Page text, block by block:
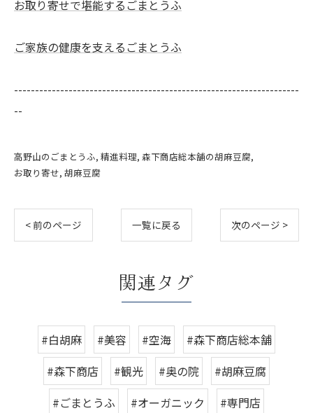
お取り寄せで堪能するごまとうふ
ご家族の健康を支えるごまとうふ
--------------------------------------------------------------------
--
高野山のごまとうふ 精進料理 森下商店総本舗の胡麻豆腐
お取り寄せ 胡麻豆腐
< 前のページ 一覧に戻る 次のページ >
関連タグ
#白胡麻 #美容 #空海
#森下商店総本舗
#森下商店
#観光 #奥の院
#胡麻豆腐
#ごまとうふ
#オーガニック
#専門店